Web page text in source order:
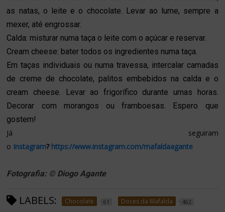
as natas, o leite e o chocolate. Levar ao lume, sempre a
mexer, até engrossar.
Calda: misturar numa taça o leite com o açúcar e reservar.
Cream cheese: bater todos os ingredientes numa taça.
Em taças individuais ou numa travessa, intercalar camadas
de creme de chocolate, palitos embebidos na calda e o
cream cheese. Levar ao frigorífico durante umas horas.
Decorar com morangos ou framboesas. Espero que
gostem!
Já seguiram
o Instagram? https://www.instagram.com/mafaldaagante
Fotografia: © Diogo Agante
LABELS: Chocolate 61 Doces da Mafalda 462